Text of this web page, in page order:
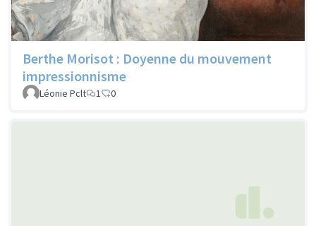
Berthe Morisot : Doyenne du mouvement
impressionnisme
Léonie Pclt 1 0